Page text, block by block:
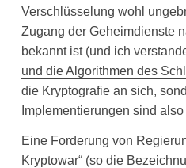
Verschlüsselung wohl
Zugang der Geheimdienste
bekannt ist (und ich
und die Algorithmen des
die Kryptografie an sich,
Implementierungen sind also
Eine Forderung von
Kryptowar“ (so die